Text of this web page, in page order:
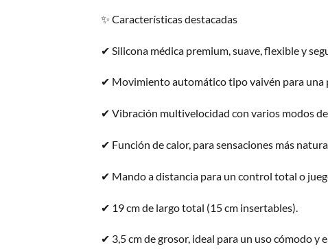
✨ Características destacadas
✔ Silicona médica premium, suave, flexible y
✔ Movimiento automático tipo vaivén para una
✔ Vibración multivelocidad con varios modos
✔ Función de calor, para sensaciones más
✔ Mando a distancia para un control total o
✔ 19 cm de largo total (15 cm insertables).
✔ 3,5 cm de grosor, ideal para un uso cómodo y